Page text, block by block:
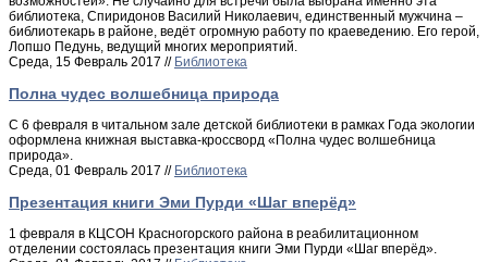
библиотека, Спиридонов Василий Николаевич, единственный мужчина –
библиотекарь в районе, ведёт огромную работу по краеведению. Его герой,
Лопшо Педунь, ведущий многих мероприятий.
Среда, 15 Февраль 2017 // Библиотека
Полна чудес волшебница природа
С 6 февраля в читальном зале детской библиотеки в рамках Года экологии
оформлена книжная выставка-кроссворд «Полна чудес волшебница
природа».
Среда, 01 Февраль 2017 // Библиотека
Презентация книги Эми Пурди «Шаг вперёд»
1 февраля в КЦСОН Красногорского района в реабилитационном
отделении состоялась презентация книги Эми Пурди «Шаг вперёд».